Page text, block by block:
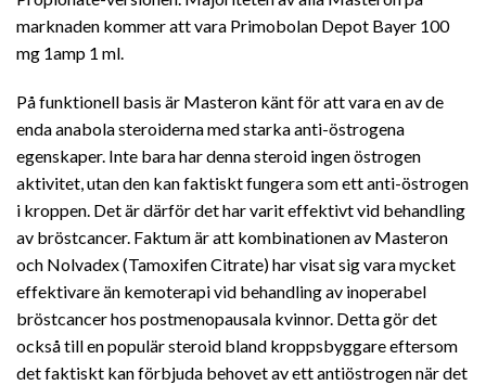
marknaden kommer att vara Primobolan Depot Bayer 100
mg 1amp 1 ml.
På funktionell basis är Masteron känt för att vara en av de
enda anabola steroiderna med starka anti-östrogena
egenskaper. Inte bara har denna steroid ingen östrogen
aktivitet, utan den kan faktiskt fungera som ett anti-östrogen
i kroppen. Det är därför det har varit effektivt vid behandling
av bröstcancer. Faktum är att kombinationen av Masteron
och Nolvadex (Tamoxifen Citrate) har visat sig vara mycket
effektivare än kemoterapi vid behandling av inoperabel
bröstcancer hos postmenopausala kvinnor. Detta gör det
också till en populär steroid bland kroppsbyggare eftersom
det faktiskt kan förbjuda behovet av ett antiöstrogen när det